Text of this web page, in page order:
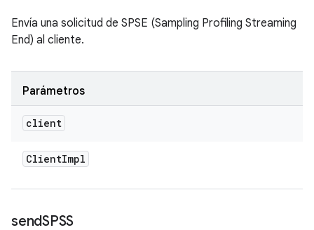
Envía una solicitud de SPSE (Sampling Profiling Streaming
End) al cliente.
Parámetros
client
ClientImpl
sendSPSS